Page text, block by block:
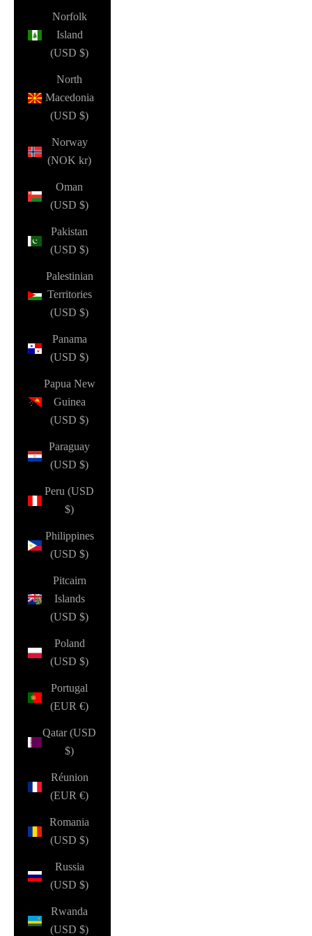
Norfolk
Island
(USD $)
North
Macedonia
(USD $)
Norway
(NOK kr)
Oman
(USD $)
Pakistan
(USD $)
Palestinian
Territories
(USD $)
Panama
(USD $)
Papua New
Guinea
(USD $)
Paraguay
(USD $)
Peru (USD
$)
Philippines
(USD $)
Pitcairn
Islands
(USD $)
Poland
(USD $)
Portugal
(EUR €)
Qatar (USD
$)
Réunion
(EUR €)
Romania
(USD $)
Russia
(USD $)
Rwanda
(USD $)